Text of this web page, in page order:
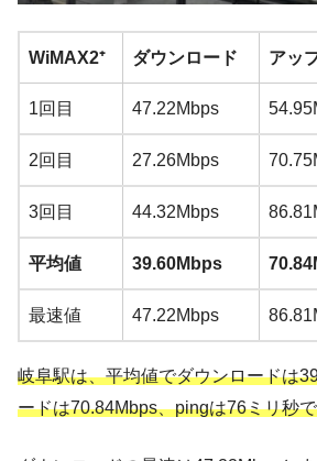
WiMAX2⁺ ダウンロード アッ
1回目 47.22Mbps
2回目 27.26Mbps
3回目 44.32Mbps
平均値 39.60Mbps
最速値 47.22Mbps
岐阜駅は、平均値でダウンロードは
ードは70.84Mbps、pingは76ミリ秒